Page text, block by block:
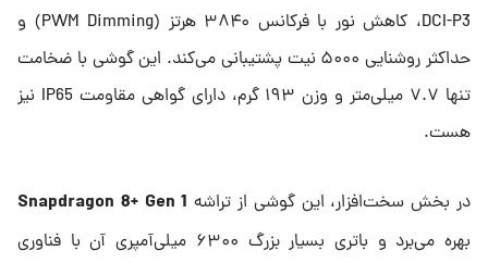
DCI-P3، کاهش نور با فرکانس ۳۸۴۰ هرتز (PWM Dimming) و
حداکثر روشنایی ۵۰۰۰ نیت پشتیبانی می‌کند. این گوشی با ضخامت
تنها ۷.۷ میلی‌متر و وزن ۱۹۳ گرم، دارای گواهی مقاومت IP65 نیز
هست.
در بخش سخت‌افزار، این گوشی از تراشه Snapdragon 8+ Gen 1
بهره می‌برد و باتری بسیار بزرگ ۶۳۰۰ میلی‌آمپری آن با فناوری